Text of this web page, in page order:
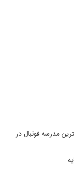
مدرسه فوتبال در